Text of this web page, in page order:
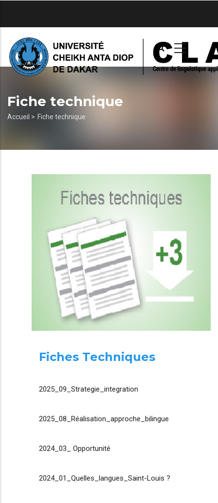
principal
Fiche technique
Fil
Accueil > Fiche technique
Fiches Techniques
2025_09_Strategie_integration
2025_08_Réalisation_approche_bilingue
2024_03_ Opportunité
2024_01_Quelles_langues_Saint-Louis ?